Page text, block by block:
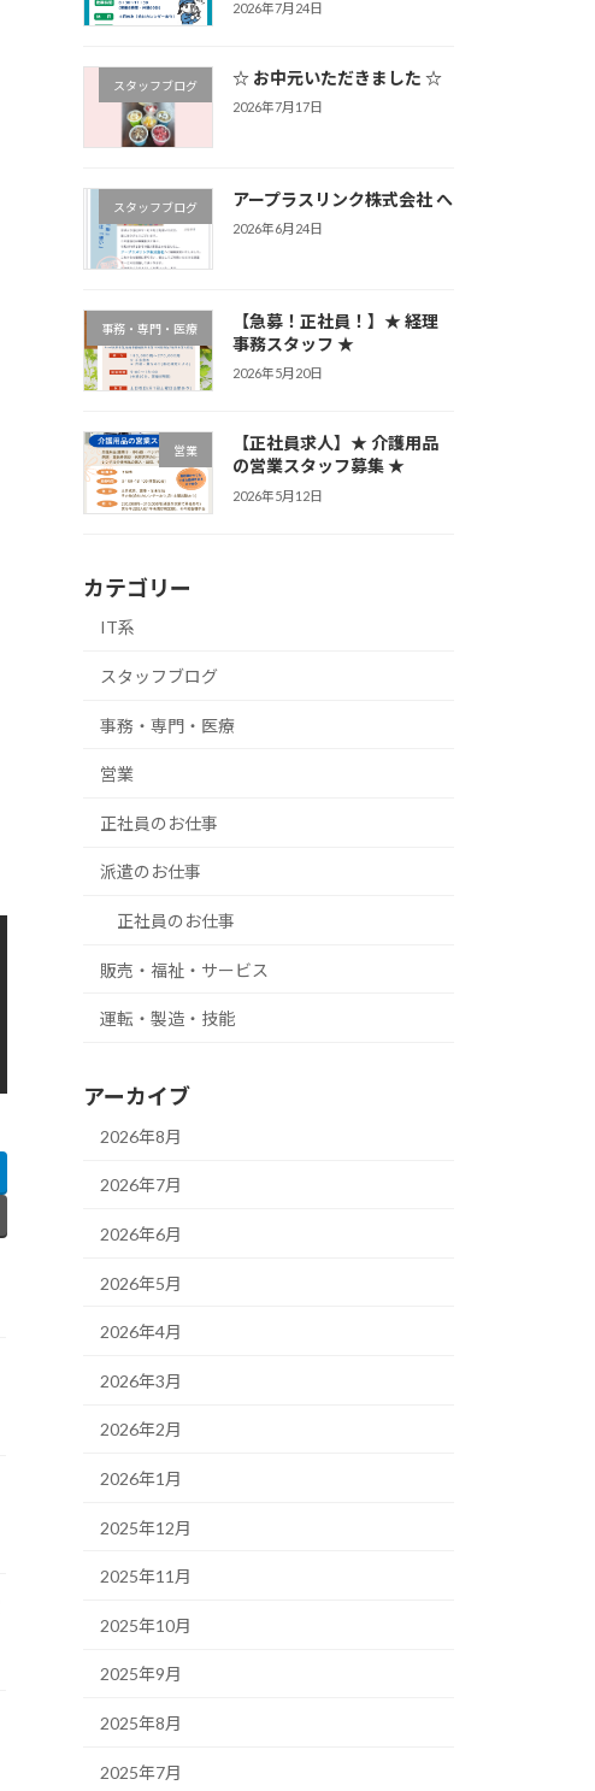
2026年7月24日
スタッフブログ ☆ お中元いただきました ☆
2026年7月17日
スタッフブログ アープラスリンク株式会社 へ
2026年6月24日
事務・専門・医療
【急募！正社員！】★ 経理
事務スタッフ ★
2026年5月20日
営業
【正社員求人】★ 介護用品
の営業スタッフ募集 ★
2026年5月12日
カテゴリー
IT系
スタッフブログ
事務・専門・医療
営業
正社員のお仕事
派遣のお仕事
正社員のお仕事
販売・福祉・サービス
運転・製造・技能
アーカイブ
2026年8月
2026年7月
2026年6月
2026年5月
2026年4月
2026年3月
2026年2月
2026年1月
2025年12月
2025年11月
2025年10月
2025年9月
2025年8月
2025年7月